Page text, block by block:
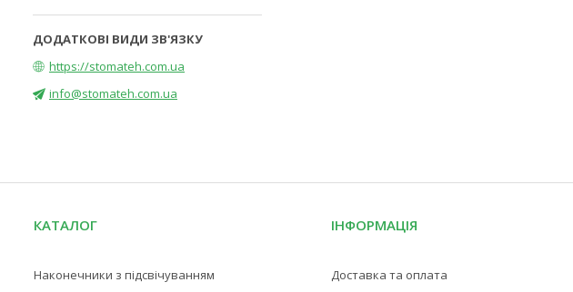
https://stomateh.com.ua
info@stomateh.com.ua
КАТАЛОГ
Наконечники з підсвічуванням
ІНФОРМАЦІЯ
Доставка та оплата